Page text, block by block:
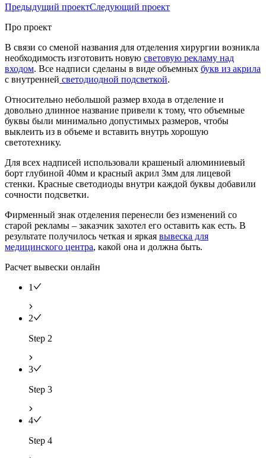
Предыдущий проектСледующий проект
Про проект
В связи со сменой названия для отделения хирургии возникла
необходимость изготовить новую световую рекламу над
входом. Все надписи сделаны в виде объемных букв из акрила
с внутренней светодиодной подсветкой.
Относительно небольшой размер входа в отделение и
довольно длинное название привели к тому, что объемные
буквы были минимально допустимых размеров, чтобы
выклеить из в объеме и вставить внутрь хорошую
светотехнику.
Для всех надписей использовали крашеный алюминиевый
борт глубиной 40мм и красный акрил 3мм для лицевой
стенки. Красные светодиоды внутри каждой буквы добавили
сочности подсветки.
Фирменный знак отделения перенесли без изменений со
старой рекламы – заказчик захотел его оставить как есть. В
результате получилось четкая и яркая вывеска для
медицинского центра, какой она и должна быть.
Расчет вывески онлайн
1
2
Step 2
3
Step 3
4
Step 4